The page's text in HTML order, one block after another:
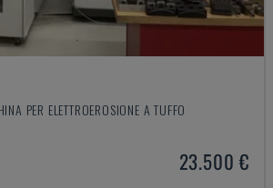
PER ELETTROEROSIONE A TUFFO
23.500 €